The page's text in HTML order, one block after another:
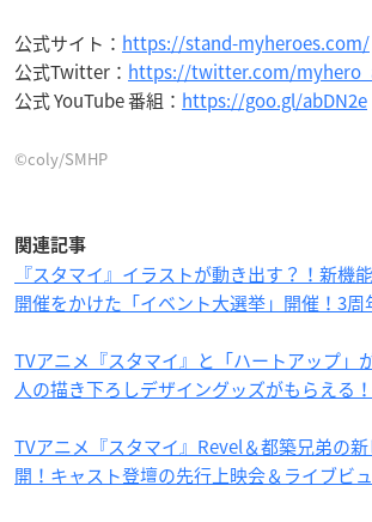
公式サイト： https://stand-myheroes.com/
公式Twitter： https://twitter.com/
公式 YouTube 番組： https://goo.gl/abDN2e
©coly/SMHP
関連記事
『スタマイ』イラストが動き出す？！新機
開催をかけた「イベント大選挙」開催！3周
TVアニメ『スタマイ』と「ハートアップ」
人の描き下ろしデザイングッズがもらえる！
TVアニメ『スタマイ』Revel＆都築兄弟の
開！キャスト登壇の先行上映会＆ライブビ